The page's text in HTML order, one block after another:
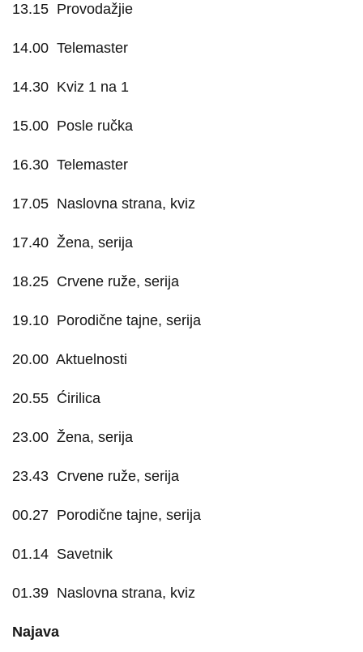
13.15 Provodažjie
14.00 Telemaster
14.30 Kviz 1 na 1
15.00 Posle ručka
16.30 Telemaster
17.05 Naslovna strana, kviz
17.40 Žena, serija
18.25 Crvene ruže, serija
19.10 Porodične tajne, serija
20.00 Aktuelnosti
20.55 Ćirilica
23.00 Žena, serija
23.43 Crvene ruže, serija
00.27 Porodične tajne, serija
01.14 Savetnik
01.39 Naslovna strana, kviz
Najava